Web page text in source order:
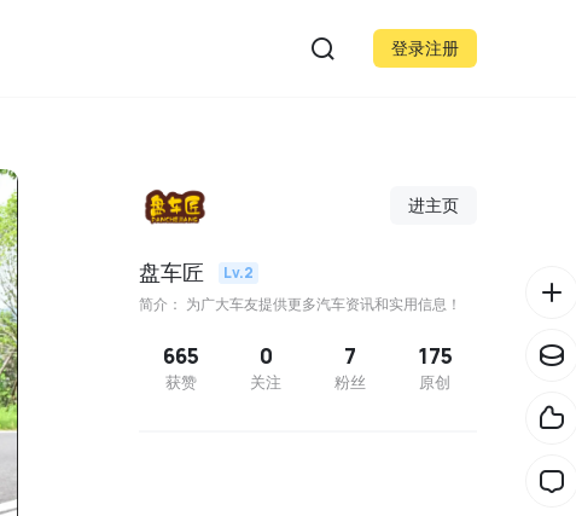
登录注册
进主页
盘车匠 Lv.2
简介： 为广大车友提供更多汽车资讯和实用信息！
665
获赞
0
关注
7
粉丝
175
原创